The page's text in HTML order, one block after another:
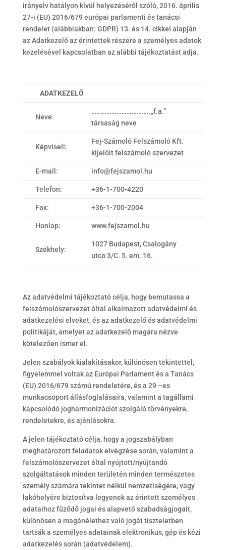
irányelv hatályon kívül helyezéséről szóló, 2016. április
27-i (EU) 2016/679 európai parlamenti és tanácsi
rendelet (alábbiakban: GDPR) 13. és 14. cikkei alapján
az Adatkezelő az érintettek részére a személyes adatok
kezelésével kapcsolatban az alábbi tájékoztatást adja.
ADATKEZELŐ
Neve:
……………………………..„f.a.”
társaság neve
Képviseli:
Fej-Számoló Felszámoló Kft.
kijelölt felszámoló szervezet
E-mail: info@fejszamol.hu
Telefon: +36-1-700-4220
Fax: +36-1-700-2004
Honlap: www.fejszamol.hu
Székhely:
1027 Budapest, Csalogány
utca 3/C. 5. em. 16.
Az adatvédelmi tájékoztató célja, hogy bemutassa a
felszámolószervezet által alkalmazott adatvédelmi és
adatkezelési elveket, és az adatkezelő és adatvédelmi
politikáját, amelyet az adatkezelő magára nézve
kötelezően ismer el.
Jelen szabályok kialakításakor, különösen tekintettel,
figyelemmel voltak az Európai Parlament és a Tanács
(EU) 2016/679 számú rendeletére, és a 29 –es
munkacsoport állásfoglalásaira, valamint a tagállami
kapcsolódó jogharmonizációt szolgáló törvényekre,
rendeletekre, és ajánlásokra.
A jelen tájékoztató célja, hogy a jogszabályban
meghatározott feladatok elvégzése során, valamint a
felszámolószervezet által nyújtott/nyújtandó
szolgáltatások minden területén minden természetes
személy számára tekintet nélkül nemzetiségére, vagy
lakóhelyére biztosítva legyenek az érintett személyes
adataihoz fűződő jogai és alapvető szabadságjogait,
különösen a magánélethez való jogát tiszteletben
tartsák a személyes adatainak elektronikus, gép és kézi
adatkezelés során (adatvédelem).